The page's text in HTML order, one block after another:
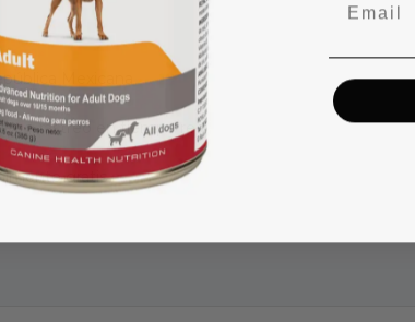
Mexicana
y rastreo en tiempo real
gratis